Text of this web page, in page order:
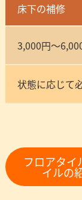
床下の補修
3,000円～
状態に応じて
フロアタイ
イルの